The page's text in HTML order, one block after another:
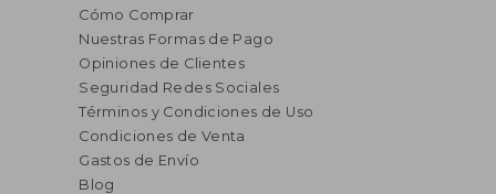
Cómo Comprar
Nuestras Formas de Pago
Opiniones de Clientes
Seguridad Redes Sociales
Términos y Condiciones de Uso
Condiciones de Venta
Gastos de Envío
Blog